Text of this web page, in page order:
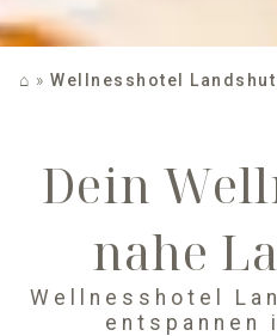
⌂ » Wellnesshotel Landshut
Dein
nahe
Wellnesshotel
entspannen